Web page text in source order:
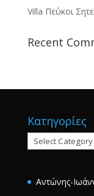
Villa Πεύκοι
Recent
Κατηγορίες
Κατηγορίες
Αντώνης-